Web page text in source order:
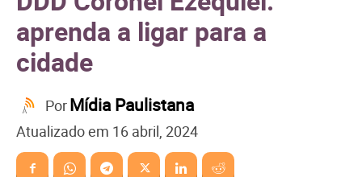
aprenda a ligar para a
cidade
PorMídia Paulistana
Atualizado em 16 abril, 2024